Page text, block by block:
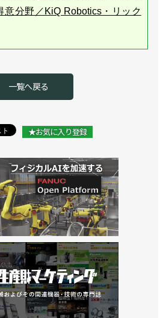
意分野／KiQ Robotics・リック
一覧へ戻る
★お気に入り登録